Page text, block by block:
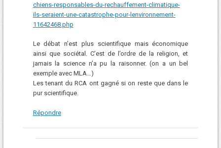
chiens-responsables-du-rechauffement-climatique-
ils-seraient-une-catastrophe-pour-lenvironnement-
11642468.php
Le débat n’est plus scientifique mais économique
ainsi que sociétal. C’est de l’ordre de la religion, et
jamais la science n’a pu la raisonner. (on a un bel
exemple avec MLA…)
Les tenant du RCA ont gagné si on reste que dans le
pur scientifique.
Répondre